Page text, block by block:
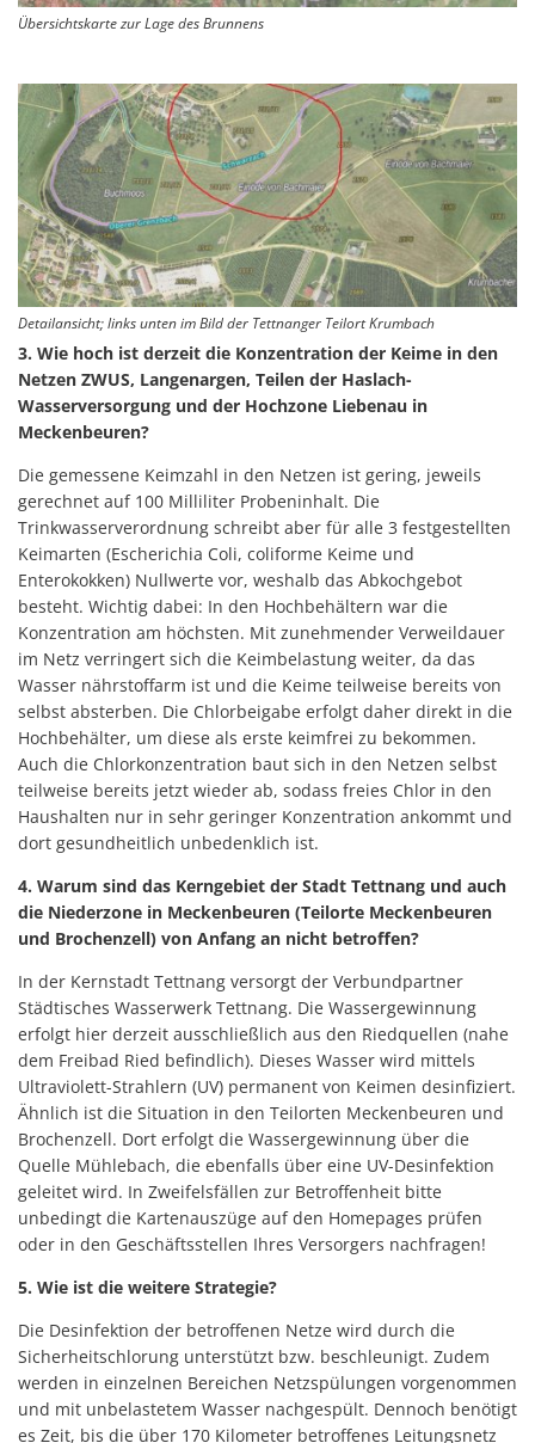
Übersichtskarte zur Lage des Brunnens
Detailansicht; links unten im Bild der Tettnanger Teilort Krumbach
3. Wie hoch ist derzeit die Konzentration der Keime in den
Netzen ZWUS, Langenargen, Teilen der Haslach-
Wasserversorgung und der Hochzone Liebenau in
Meckenbeuren?
Die gemessene Keimzahl in den Netzen ist gering, jeweils
gerechnet auf 100 Milliliter Probeninhalt. Die
Trinkwasserverordnung schreibt aber für alle 3 festgestellten
Keimarten (Escherichia Coli, coliforme Keime und
Enterokokken) Nullwerte vor, weshalb das Abkochgebot
besteht. Wichtig dabei: In den Hochbehältern war die
Konzentration am höchsten. Mit zunehmender Verweildauer
im Netz verringert sich die Keimbelastung weiter, da das
Wasser nährstoffarm ist und die Keime teilweise bereits von
selbst absterben. Die Chlorbeigabe erfolgt daher direkt in die
Hochbehälter, um diese als erste keimfrei zu bekommen.
Auch die Chlorkonzentration baut sich in den Netzen selbst
teilweise bereits jetzt wieder ab, sodass freies Chlor in den
Haushalten nur in sehr geringer Konzentration ankommt und
dort gesundheitlich unbedenklich ist.
4. Warum sind das Kerngebiet der Stadt Tettnang und auch
die Niederzone in Meckenbeuren (Teilorte Meckenbeuren
und Brochenzell) von Anfang an nicht betroffen?
In der Kernstadt Tettnang versorgt der Verbundpartner
Städtisches Wasserwerk Tettnang. Die Wassergewinnung
erfolgt hier derzeit ausschließlich aus den Riedquellen (nahe
dem Freibad Ried befindlich). Dieses Wasser wird mittels
Ultraviolett-Strahlern (UV) permanent von Keimen desinfiziert.
Ähnlich ist die Situation in den Teilorten Meckenbeuren und
Brochenzell. Dort erfolgt die Wassergewinnung über die
Quelle Mühlebach, die ebenfalls über eine UV-Desinfektion
geleitet wird. In Zweifelsfällen zur Betroffenheit bitte
unbedingt die Kartenauszüge auf den Homepages prüfen
oder in den Geschäftsstellen Ihres Versorgers nachfragen!
5. Wie ist die weitere Strategie?
Die Desinfektion der betroffenen Netze wird durch die
Sicherheitschlorung unterstützt bzw. beschleunigt. Zudem
werden in einzelnen Bereichen Netzspülungen vorgenommen
und mit unbelastetem Wasser nachgespült. Dennoch benötigt
es Zeit, bis die über 170 Kilometer betroffenes Leitungsnetz